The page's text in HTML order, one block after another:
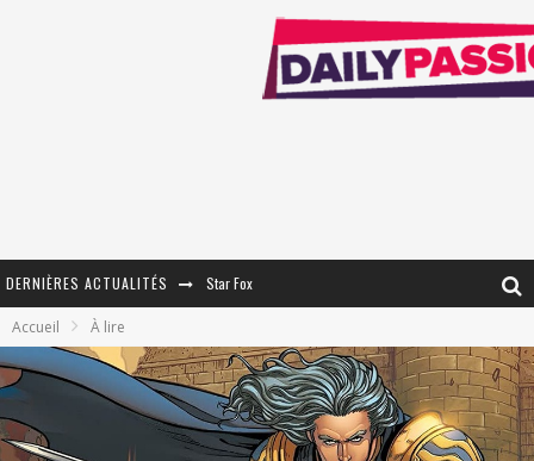
DERNIÈRES ACTUALITÉS Star Fox
« MOFUSAND / Parler Japonais » – Des Expressions Pratiques !
« Dr Wertham / L’homme qui étudia les tueurs en série » - Un Métier à Risque !
Accueil À lire